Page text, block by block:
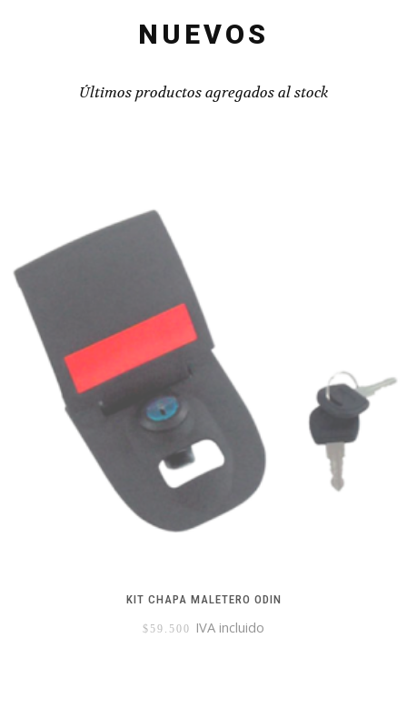
NUEVOS
Últimos productos agregados al stock
KIT CHAPA MALETERO ODIN
$ 59.500 IVA incluido